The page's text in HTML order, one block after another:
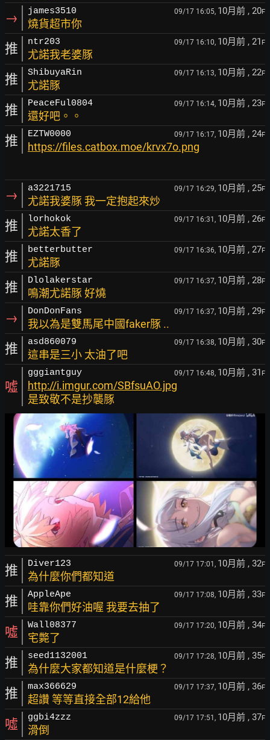
→ james3510 09/17 16:05, 10月前 , 20F
燒貨超市你
推 ntr203 09/17 16:10, 10月前 , 21 F
尤諾我老婆豚
推 ShibuyaRin 09/17 16:13, 10月前 , 22F
尤諾豚
推 PeaceFul0804 09/17 16:14, 10月前 , 23F
還好吧。。
推 EZTW0000 09/17 16:17, 10月前 , 24F
https://files.catbox.moe/krvx7o.png
→ a3221715 09/17 16:29, 10月前 , 25F
尤諾我婆豚 我一定抱起來炒
推 lorhokok 09/17 16:31, 10月前 , 26F
尤諾太香了
推 betterbutter 09/17 16:36, 10月前 , 27F
尤諾豚
推 Dlolakerstar 09/17 16:37, 10月前 , 28F
鳴潮尤諾豚 好燒
→ DonDonFans 09/17 16:37, 10月前 , 29F
我以為是雙馬尾中國faker豚 ..
推 asd860079 09/17 16:38, 10月前 , 30F
這串是三小 太油了吧
噓
gggiantguy 09/17 16:48, 10月前 , 31 F
http://i.imgur.com/SBfsuAO.jpg
是致敬不是抄襲豚
推 Diver123 09/17 17:01, 10月前 , 32F
為什麼你們都知道
推 AppleApe 09/17 17:08, 10月前 , 33F
哇靠你們好油喔 我要去抽了
噓 Wall08377 09/17 17:20, 10月前 , 34F
宅斃了
推 seed1132001 09/17 17:28, 10月前 , 35F
為什麼大家都知道是什麼梗？
推 max366629 09/17 17:37, 10月前 , 36F
超讚 等等直接全部12給他
噓 ggbi4zzz 09/17 17:51, 10月前 , 37F
滑倒